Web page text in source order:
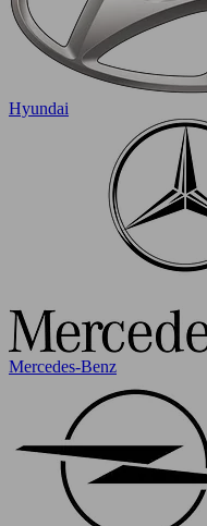
Hyundai
Mercedes-Benz